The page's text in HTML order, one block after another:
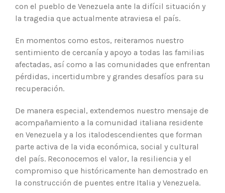
con el pueblo de Venezuela ante la difícil situación y
la tragedia que actualmente atraviesa el país.
En momentos como estos, reiteramos nuestro
sentimiento de cercanía y apoyo a todas las familias
afectadas, así como a las comunidades que enfrentan
pérdidas, incertidumbre y grandes desafíos para su
recuperación.
De manera especial, extendemos nuestro mensaje de
acompañamiento a la comunidad italiana residente
en Venezuela y a los italodescendientes que forman
parte activa de la vida económica, social y cultural
del país. Reconocemos el valor, la resiliencia y el
compromiso que históricamente han demostrado en
la construcción de puentes entre Italia y Venezuela.